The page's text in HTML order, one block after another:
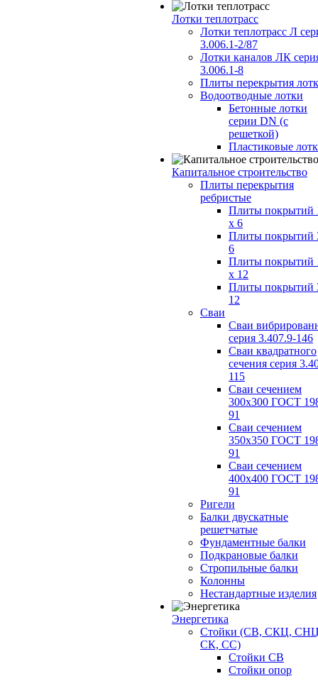
Лотки теплотрасс
Лотки теплотрасс Л
3.006.1-2/87
Лотки каналов ЛК
3.006.1-8
Плиты перекрытия
Водоотводные лотки
Бетонные лотки
серии DN (с
решеткой)
Пластиковые
Капитальное строительство
Плиты перекрытия
ребристые
Плиты покрытий
x 6
Плиты покрытий
6
Плиты покрытий
x 12
Плиты покрытий
12
Сваи
Сваи
серия 3.407.9-146
Сваи квадратного
сечения серия
115
Сваи сечением
300х300 ГОСТ
91
Сваи сечением
350х350 ГОСТ
91
Сваи сечением
400х400 ГОСТ
91
Ригели
Балки двускатные
решетчатые
Фундаментные балки
Подкрановые балки
Стропильные балки
Колонны
Нестандартные изделия
Энергетика
Стойки (СВ, СКЦ,
СК, СС)
Стойки СВ
Стойки опор